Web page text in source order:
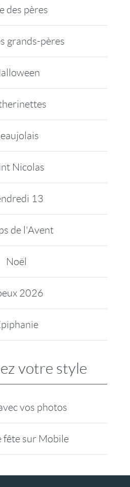
des pères
grands-pères
Nicolas
13
de l'Avent
Noël
2026
votre style
vos photos
fête sur Mobile